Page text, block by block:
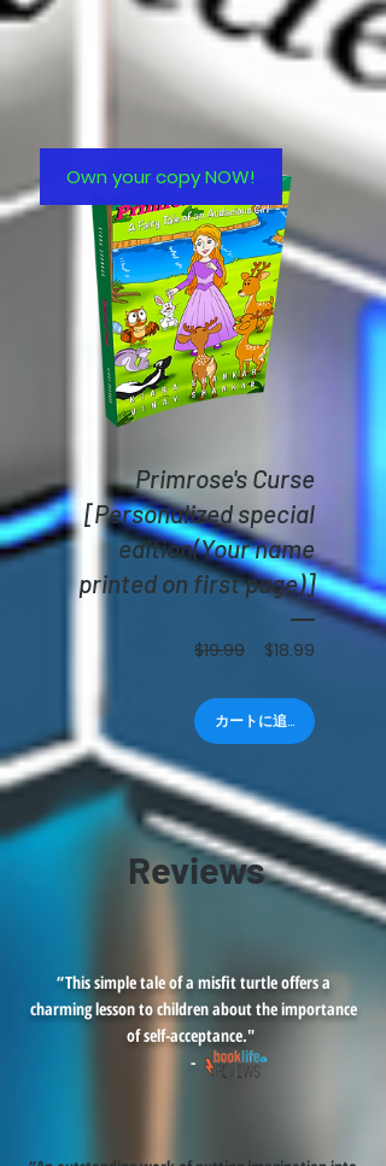
Own your copy NOW!
Primrose's Curse
[Personalized special
edition(Your name
printed on first page)]
$19.99
通
価
格
$18.99
価
カートに追加する
Reviews
“This simple tale of a misfit turtle offers a
charming lesson to children about the importance
of self-acceptance."
-